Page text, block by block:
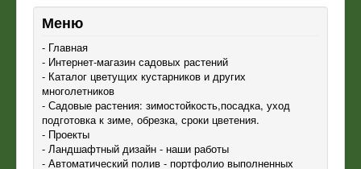
Меню
- Главная
- Интернет-магазин садовых растений
- Каталог цветущих кустарников и других
многолетников
- Садовые растения: зимостойкость,посадка, уход
подготовка к зиме, обрезка, сроки цветения.
- Проекты
- Ландшафтный дизайн - наши работы
- Автоматический полив - портфолио выполненных